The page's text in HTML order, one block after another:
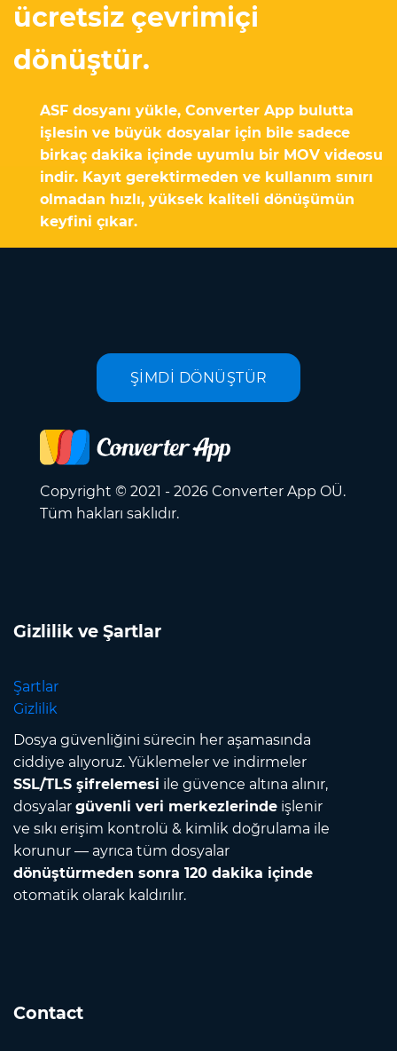
ücretsiz çevrimiçi
dönüştür.
ASF dosyanı yükle, Converter App bulutta
işlesin ve büyük dosyalar için bile sadece
birkaç dakika içinde uyumlu bir MOV videosu
indir. Kayıt gerektirmeden ve kullanım sınırı
olmadan hızlı, yüksek kaliteli dönüşümün
keyfini çıkar.
ŞİMDİ DÖNÜŞTÜR
Copyright © 2021 - 2026 Converter App OÜ.
Tüm hakları saklıdır.
Gizlilik ve Şartlar
Şartlar
Gizlilik
Dosya güvenliğini sürecin her aşamasında
ciddiye alıyoruz. Yüklemeler ve indirmeler
SSL/TLS şifrelemesi ile güvence altına alınır,
dosyalar güvenli veri merkezlerinde işlenir
ve sıkı erişim kontrolü & kimlik doğrulama ile
korunur — ayrıca tüm dosyalar
dönüştürmeden sonra 120 dakika içinde
otomatik olarak kaldırılır.
Contact